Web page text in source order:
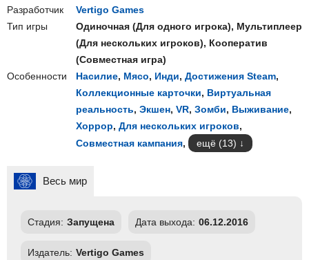
Разработчик
Vertigo Games
Тип игры
Одиночная (Для одного игрока), Мультиплеер
(Для нескольких игроков), Кооператив
(Совместная игра)
Особенности
Насилие, Мясо, Инди, Достижения Steam,
Коллекционные карточки, Виртуальная
реальность, Экшен, VR, Зомби, Выживание,
Хоррор, Для нескольких игроков,
Совместная кампания, ещё (13)
Весь мир
Стадия: Запущена Дата выхода: 06.12.2016
Издатель: Vertigo Games